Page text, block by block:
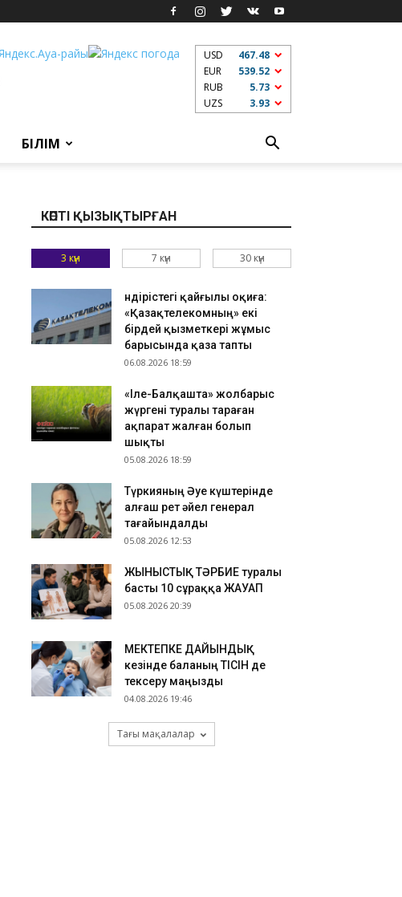
USD
467.48
EUR
539.52
RUB
5.73
UZS
3.93
БІЛІМ
КӨПТІ ҚЫЗЫҚТЫРҒАН
3 күн 7 күн 30 күн
Өндірістегі қайғылы оқиға:
«Қазақтелекомның» екі
бірдей қызметкері жұмыс
барысында қаза тапты
06.08.2026 18:59
«Іле-Балқашта» жолбарыс
жүргені туралы тараған
ақпарат жалған болып
шықты
05.08.2026 18:59
Түркияның Әуе күштерінде
алғаш рет әйел генерал
тағайындалды
05.08.2026 12:53
ЖЫНЫСТЫҚ ТӘРБИЕ туралы
басты 10 сұраққа ЖАУАП
05.08.2026 20:39
МЕКТЕПКЕ ДАЙЫНДЫҚ
кезінде баланың ТІСІН де
тексеру маңызды
04.08.2026 19:46
Тағы мақалалар